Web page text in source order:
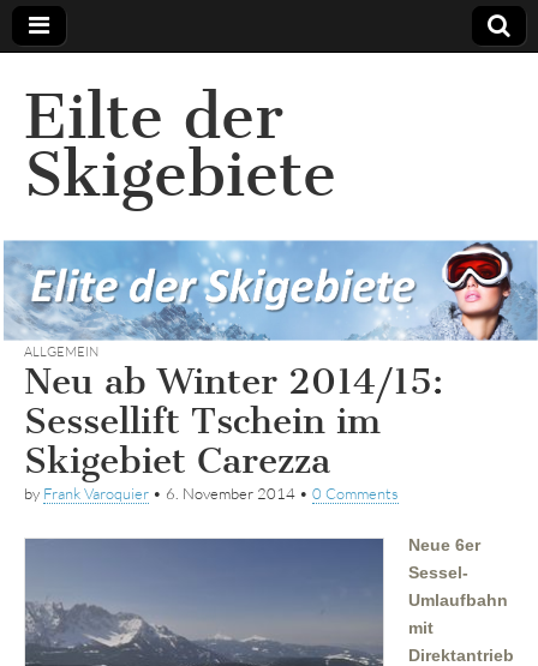
Eilte der
Skigebiete
ALLGEMEIN
Neu ab Winter 2014/15:
Sessellift Tschein im
Skigebiet Carezza
by Frank Varoquier • 6. November 2014 • 0 Comments
Neue 6er
Sessel-
Umlaufbahn
mit
Direktantrieb